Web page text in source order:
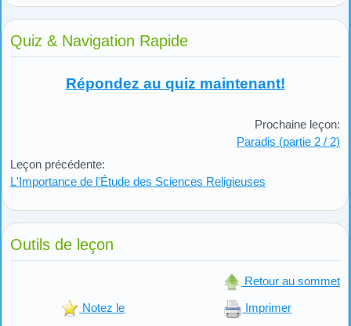
Quiz & Navigation Rapide
Répondez au quiz maintenant!
Leçon précédente:
L'Importance de l'Étude des Sciences Religieuses
Prochaine leçon:
Paradis (partie 2 / 2)
Outils de leçon
Retour au sommet
Notez le Imprimer